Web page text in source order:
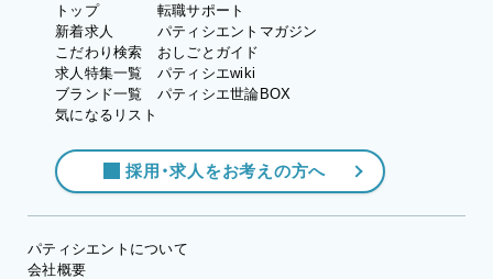
トップ
新着求人
こだわり検索
求人特集一覧
ブランド一覧
気になるリスト
転職サポート
パティシエントマガジン
おしごとガイド
パティシエwiki
パティシエ世論BOX
採用・求人をお考えの方へ
パティシエントについて
会社概要